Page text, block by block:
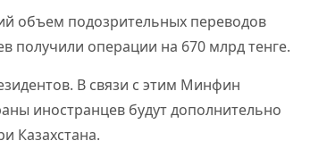
объем подозрительных переводов
получили операции на 670 млрд тенге.
В связи с этим Минфин
иностранцев будут дополнительно
Казахстана.